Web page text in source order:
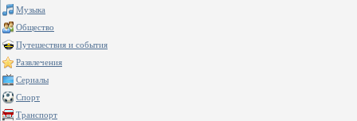
Музыка
Общество
Путешествия и события
Развлечения
Сериалы
Спорт
Транспорт